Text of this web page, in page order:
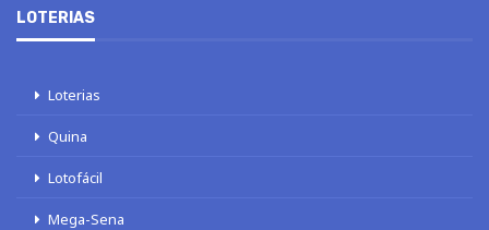
LOTERIAS
Loterias
Quina
Lotofácil
Mega-Sena